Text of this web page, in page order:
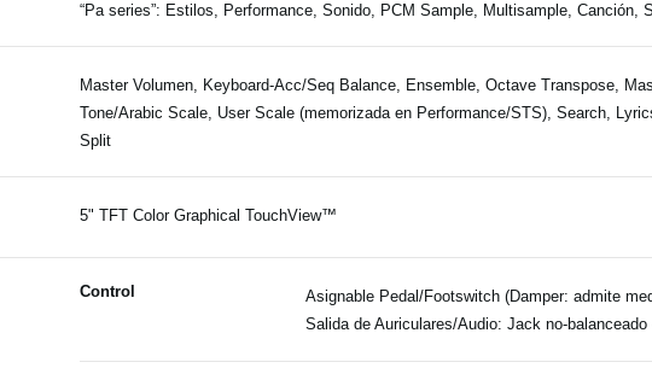
“Pa series”: Estilos, Performance, Sonido, PCM Sample, Multisample, Canción,
Master Volumen, Keyboard-Acc/Seq Balance, Ensemble, Octave Transpose,
Tone/Arabic Scale, User Scale (memorizada en Performance/STS), Search,
Split
5" TFT Color Graphical TouchView™
Control
Asignable Pedal/Footswitch (Damper: admite
Salida de Auriculares/Audio: Jack no-balanceado